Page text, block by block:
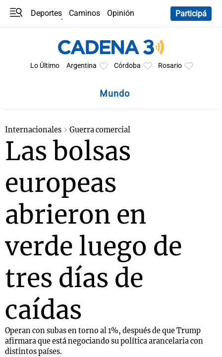
Deportes Caminos
Opinión
Participá
Lo Último Argentina Córdoba Rosario
Mundo
Internacionales Guerra comercial
Las bolsas
europeas
abrieron en
verde luego de
tres días de
caídas
Operan con subas en torno al 1%, después de que Trump
afirmara que está negociando su política arancelaria con
distintos países.